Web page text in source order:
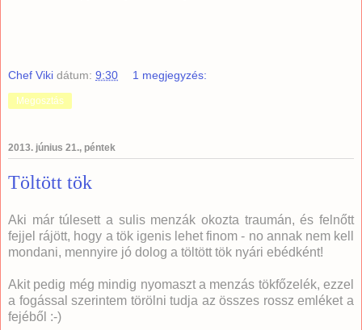
Chef Viki dátum: 9:30 1 megjegyzés:
Megosztás
2013. június 21., péntek
Töltött tök
Aki már túlesett a sulis menzák okozta traumán, és felnőtt
fejjel rájött, hogy a tök igenis lehet finom - no annak nem kell
mondani, mennyire jó dolog a töltött tök nyári ebédként!
Akit pedig még mindig nyomaszt a menzás tökfőzelék, ezzel
a fogással szerintem törölni tudja az összes rossz emléket a
fejéből :-)